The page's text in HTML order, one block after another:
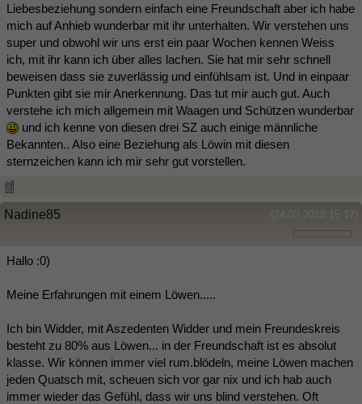
Liebesbeziehung sondern einfach eine Freundschaft aber ich habe
mich auf Anhieb wunderbar mit ihr unterhalten. Wir verstehen uns
super und obwohl wir uns erst ein paar Wochen kennen Weiss
ich, mit ihr kann ich über alles lachen. Sie hat mir sehr schnell
beweisen dass sie zuverlässig und einfühlsam ist. Und in einpaar
Punkten gibt sie mir Anerkennung. Das tut mir auch gut. Auch
verstehe ich mich allgemein mit Waagen und Schützen wunderbar
und ich kenne von diesen drei SZ auch einige männliche
Bekannten.. Also eine Beziehung als Löwin mit diesen
sternzeichen kann ich mir sehr gut vorstellen.
(24.02.2018 15:17)
Nadine85
Hallo :0)
Meine Erfahrungen mit einem Löwen.....
Ich bin Widder, mit Aszedenten Widder und mein Freundeskreis
besteht zu 80% aus Löwen... in der Freundschaft ist es absolut
klasse. Wir können immer viel rum.blödeln, meine Löwen machen
jeden Quatsch mit, scheuen sich vor gar nix und ich hab auch
immer wieder das Gefühl, dass wir uns blind verstehen. Oft